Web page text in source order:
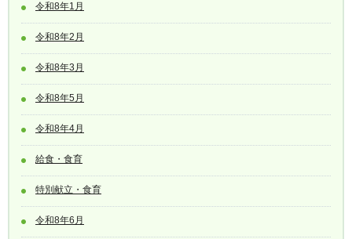
令和8年1月
令和8年2月
令和8年3月
令和8年5月
令和8年4月
給食・食育
特別献立・食育
令和8年6月